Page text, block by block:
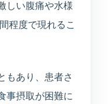
しい腹痛や水様
程度で現れるこ
もあり、患者さ
事摂取が困難に